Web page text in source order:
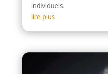
individuels.
lire plus